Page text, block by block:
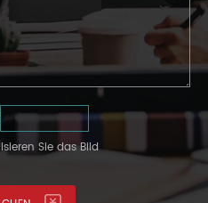
Sie das Bild